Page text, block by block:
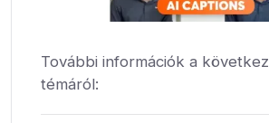
További információk a
témáról: